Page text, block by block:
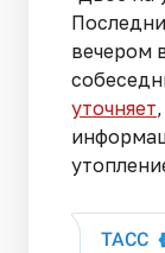
вечером
уточняет